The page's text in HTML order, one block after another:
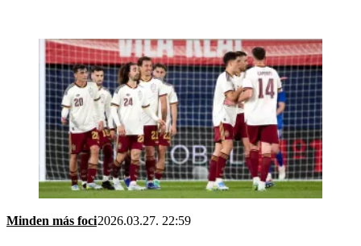
Minden más foci2026.03.27. 22:59